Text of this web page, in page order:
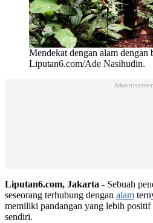
Mendekat dengan alam dengan
Liputan6.com/Ade Nasihudin.
Liputan6.com, Jakarta - Sebuah
seseorang terhubung dengan alam
memiliki pandangan yang lebih
sendiri.